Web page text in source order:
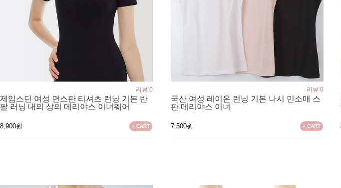
리뷰 0
제임스딘 여성 면스판 티셔츠 런닝 기본 반
팔 러닝 내의 상의 메리야스 이너웨어
8,900원 + CART
리뷰 0
국산 여성 레이온 런닝 기본 나시 민소매 스
판 메리야스 이너
7,500원 + CART